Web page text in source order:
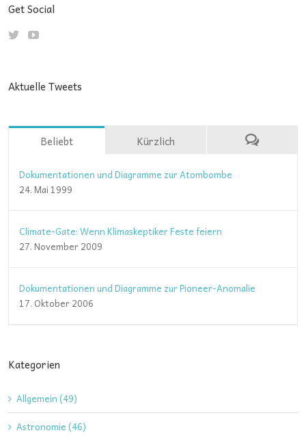
Get Social
Aktuelle Tweets
Beliebt Kürzlich
Dokumentationen und Diagramme zur Atombombe
24. Mai 1999
Climate-Gate: Wenn Klimaskeptiker Feste feiern
27. November 2009
Dokumentationen und Diagramme zur Pioneer-Anomalie
17. Oktober 2006
Kategorien
Allgemein (49)
Astronomie (46)